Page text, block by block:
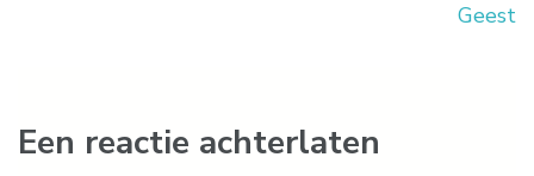
Geest
Een reactie achterlaten